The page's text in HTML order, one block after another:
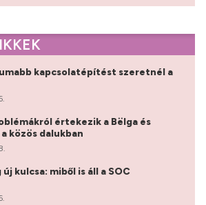
kapcsolatépítést szeretnél a
értekezik a Bëlga és
közös dalukban
kulcsa: miből is áll a SOC